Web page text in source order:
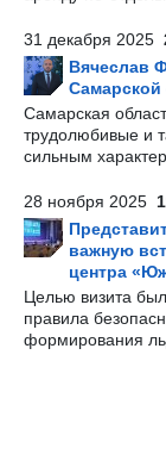
31 декабря 2025
Вячеслав
Самарская
трудолюбивые и
сильным
28 ноября 2025
важную
центра
Целью визита
правила
формирования